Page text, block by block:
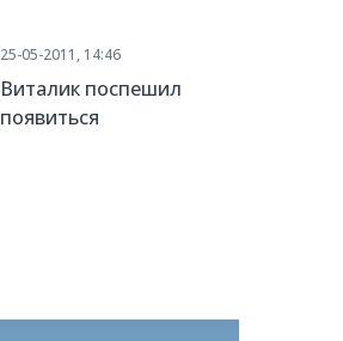
25-05-2011, 14:46
Виталик поспешил
появиться